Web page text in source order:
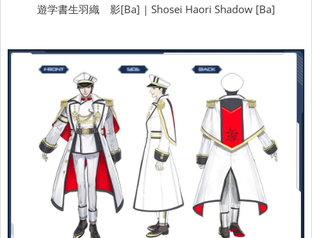
遊学書生羽織 影[Ba] | Shosei Haori Shadow [Ba]